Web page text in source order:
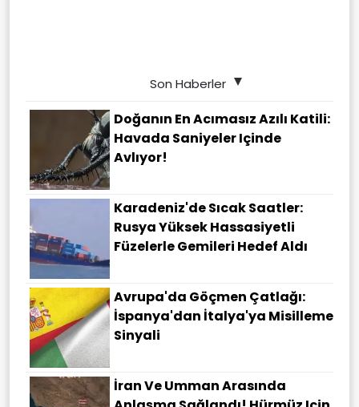
Son Haberler
Doğanın En Acımasız Azılı Katili:
Havada Saniyeler Içinde
Avlıyor!
Karadeniz'de Sıcak Saatler:
Rusya Yüksek Hassasiyetli
Füzelerle Gemileri Hedef Aldı
Avrupa'da Göçmen Çatlağı:
İspanya'dan İtalya'ya Misilleme
Sinyali
İran Ve Umman Arasında